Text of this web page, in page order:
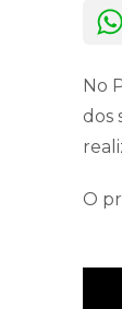
No
dos
O